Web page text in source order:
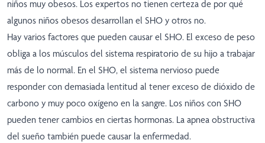
niños muy obesos. Los expertos no tienen certeza de por qué
algunos niños obesos desarrollan el SHO y otros no.
Hay varios factores que pueden causar el SHO. El exceso de peso
obliga a los músculos del sistema respiratorio de su hijo a trabajar
más de lo normal. En el SHO, el sistema nervioso puede
responder con demasiada lentitud al tener exceso de dióxido de
carbono y muy poco oxígeno en la sangre. Los niños con SHO
pueden tener cambios en ciertas hormonas. La apnea obstructiva
del sueño también puede causar la enfermedad.